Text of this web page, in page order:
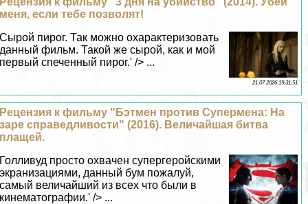
меня, если тебе позволят!
Сырой пирог. Так можно охаpaктеризовать
данный фильм. Такой же сырой, как и мой
первый спеченный пирог.' /> ...
21 07 2026 19:31:51
Рецензия к фильму "Бэтмен против Супермена: На
заре справедливости" (2016). Величайшая битва
плащей.
Голливуд просто охвачен супергеройскими
экранизациями, данный бум пожалуй,
самый величайший из всех что были в
кинематографии.' /> ...